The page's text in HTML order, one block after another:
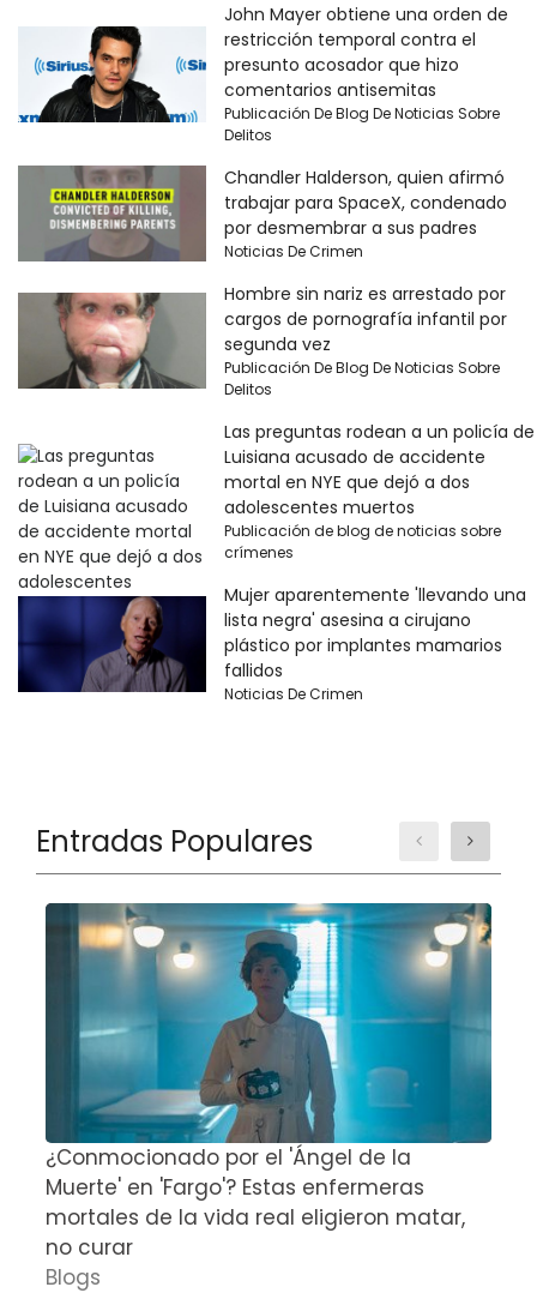
John Mayer obtiene una orden de
restricción temporal contra el
presunto acosador que hizo
comentarios antisemitas
Publicación De Blog De Noticias Sobre
Delitos
Chandler Halderson, quien afirmó
trabajar para SpaceX, condenado
por desmembrar a sus padres
Noticias De Crimen
Hombre sin nariz es arrestado por
cargos de pornografía infantil por
segunda vez
Publicación De Blog De Noticias Sobre
Delitos
Las preguntas rodean a un policía de
Luisiana acusado de accidente
mortal en NYE que dejó a dos
adolescentes muertos
Publicación de blog de noticias sobre
crímenes
Mujer aparentemente 'llevando una
lista negra' asesina a cirujano
plástico por implantes mamarios
fallidos
Noticias De Crimen
Entradas Populares
¿Conmocionado por el 'Ángel de la
Muerte' en 'Fargo'? Estas enfermeras
mortales de la vida real eligieron matar,
no curar
Blogs